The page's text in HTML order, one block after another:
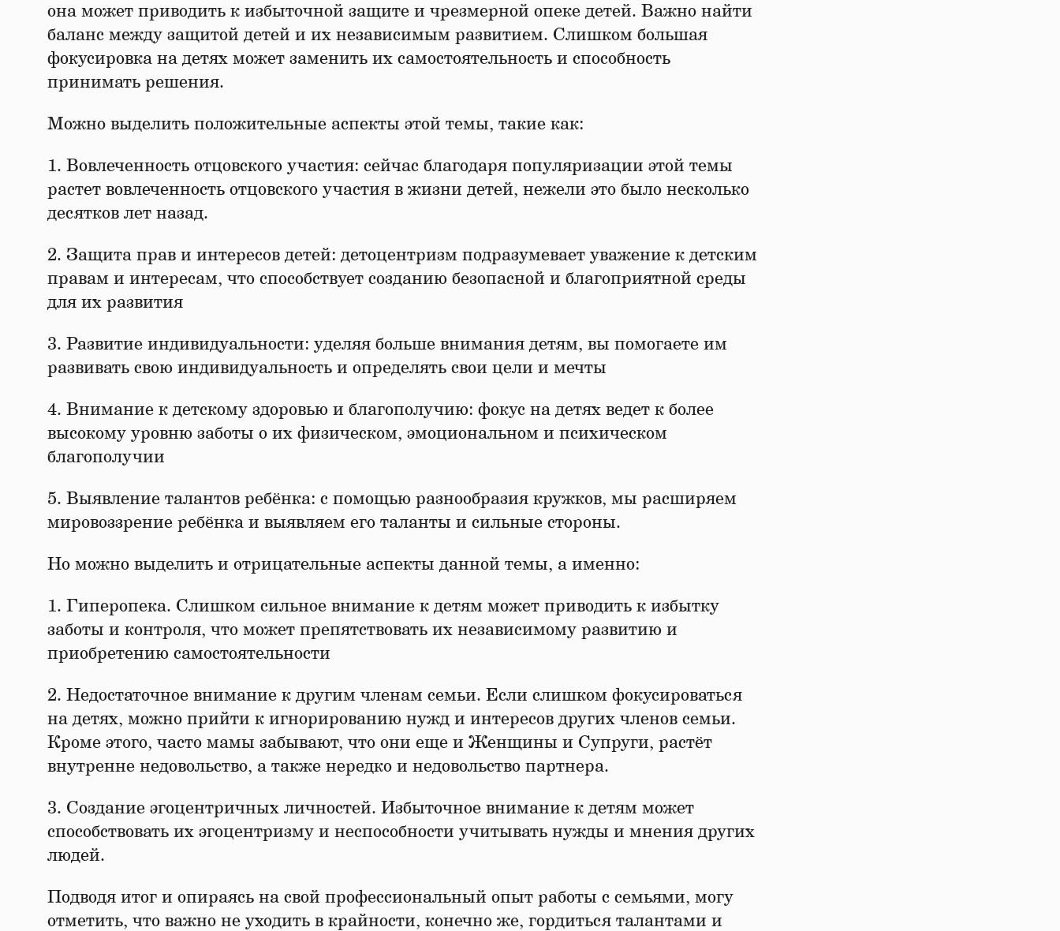
она может приводить к избыточной защите и чрезмерной опеке детей. Важно найти
баланс между защитой детей и их независимым развитием. Слишком большая
фокусировка на детях может заменить их самостоятельность и способность
принимать решения.
Можно выделить положительные аспекты этой темы, такие как:
1. Вовлеченность отцовского участия: сейчас благодаря популяризации этой темы
растет вовлеченность отцовского участия в жизни детей, нежели это было несколько
десятков лет назад.
2. Защита прав и интересов детей: детоцентризм подразумевает уважение к детским
правам и интересам, что способствует созданию безопасной и благоприятной среды
для их развития
3. Развитие индивидуальности: уделяя больше внимания детям, вы помогаете им
развивать свою индивидуальность и определять свои цели и мечты
4. Внимание к детскому здоровью и благополучию: фокус на детях ведет к более
высокому уровню заботы о их физическом, эмоциональном и психическом
благополучии
5. Выявление талантов ребёнка: с помощью разнообразия кружков, мы расширяем
мировоззрение ребёнка и выявляем его таланты и сильные стороны.
Но можно выделить и отрицательные аспекты данной темы, а именно:
1. Гиперопека. Слишком сильное внимание к детям может приводить к избытку
заботы и контроля, что может препятствовать их независимому развитию и
приобретению самостоятельности
2. Недостаточное внимание к другим членам семьи. Если слишком фокусироваться
на детях, можно прийти к игнорированию нужд и интересов других членов семьи.
Кроме этого, часто мамы забывают, что они еще и Женщины и Супруги, растёт
внутренне недовольство, а также нередко и недовольство партнера.
3. Создание эгоцентричных личностей. Избыточное внимание к детям может
способствовать их эгоцентризму и неспособности учитывать нужды и мнения других
людей.
Подводя итог и опираясь на свой профессиональный опыт работы с семьями, могу
отметить, что важно не уходить в крайности, конечно же, гордиться талантами и